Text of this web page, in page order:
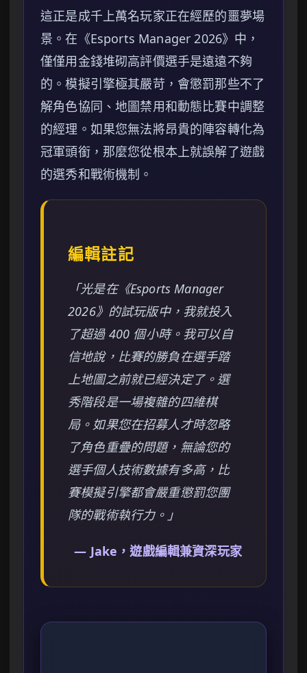
這正是成千上萬名玩家正在經歷的噩夢場
景。在《Esports Manager 2026》中，
僅僅用金錢堆砌高評價選手是遠遠不夠
的。模擬引擎極其嚴苛，會懲罰那些不了
解角色協同、地圖禁用和動態比賽中調整
的經理。如果您無法將昂貴的陣容轉化為
冠軍頭銜，那麼您從根本上就誤解了遊戲
的選秀和戰術機制。
編輯註記
「光是在《Esports Manager
2026》的試玩版中，我就投入
了超過 400 個小時。我可以自
信地說，比賽的勝負在選手踏
上地圖之前就已經決定了。選
秀階段是一場複雜的四維棋
局。如果您在招募人才時忽略
了角色重疊的問題，無論您的
選手個人技術數據有多高，比
賽模擬引擎都會嚴重懲罰您團
隊的戰術執行力。」
— Jake，遊戲編輯兼資深玩家